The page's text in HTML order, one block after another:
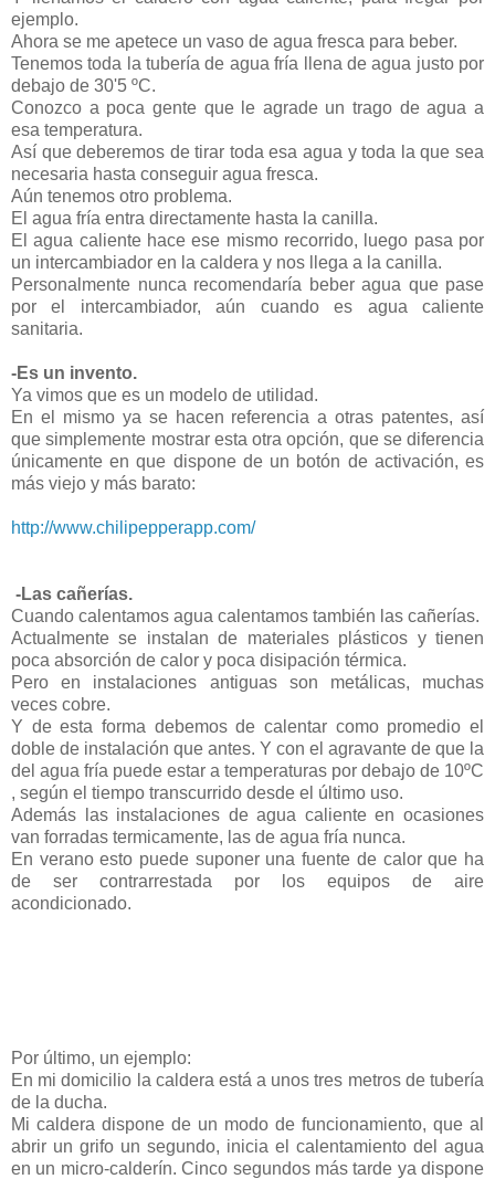
ejemplo.
Ahora se me apetece un vaso de agua fresca para beber.
Tenemos toda la tubería de agua fría llena de agua justo por
debajo de 30'5 ºC.
Conozco a poca gente que le agrade un trago de agua a
esa temperatura.
Así que deberemos de tirar toda esa agua y toda la que sea
necesaria hasta conseguir agua fresca.
Aún tenemos otro problema.
El agua fría entra directamente hasta la canilla.
El agua caliente hace ese mismo recorrido, luego pasa por
un intercambiador en la caldera y nos llega a la canilla.
Personalmente nunca recomendaría beber agua que pase
por el intercambiador, aún cuando es agua caliente
sanitaria.
-Es un invento.
Ya vimos que es un modelo de utilidad.
En el mismo ya se hacen referencia a otras patentes, así
que simplemente mostrar esta otra opción, que se diferencia
únicamente en que dispone de un botón de activación, es
más viejo y más barato:
http://www.chilipepperapp.com/
-Las cañerías.
Cuando calentamos agua calentamos también las cañerías.
Actualmente se instalan de materiales plásticos y tienen
poca absorción de calor y poca disipación térmica.
Pero en instalaciones antiguas son metálicas, muchas
veces cobre.
Y de esta forma debemos de calentar como promedio el
doble de instalación que antes. Y con el agravante de que la
del agua fría puede estar a temperaturas por debajo de 10ºC
, según el tiempo transcurrido desde el último uso.
Además las instalaciones de agua caliente en ocasiones
van forradas termicamente, las de agua fría nunca.
En verano esto puede suponer una fuente de calor que ha
de ser contrarrestada por los equipos de aire
acondicionado.
Por último, un ejemplo:
En mi domicilio la caldera está a unos tres metros de tubería
de la ducha.
Mi caldera dispone de un modo de funcionamiento, que al
abrir un grifo un segundo, inicia el calentamiento del agua
en un micro-calderín. Cinco segundos más tarde ya dispone